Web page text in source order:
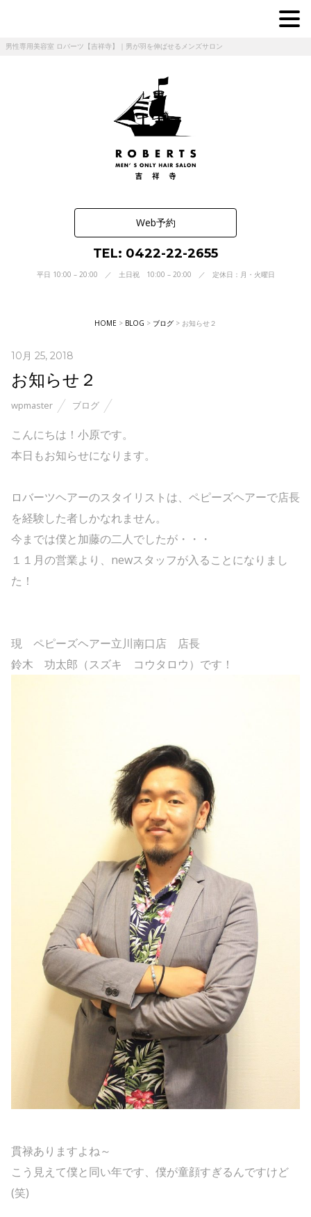
男性専用美容室 ロバーツ【吉祥寺】｜男が羽を伸ばせるメンズサロン
Web予約
TEL: 0422-22-2655
平日 10:00 – 20:00 ／ 土日祝 10:00 – 20:00 ／ 定休日：月・火曜日
HOME > BLOG > ブログ > お知らせ２
10月 25, 2018
お知らせ２
wpmaster ブログ
こんにちは！小原です。
本日もお知らせになります。
ロバーツヘアーのスタイリストは、ペピーズヘアーで店長
を経験した者しかなれません。
今までは僕と加藤の二人でしたが・・・
１１月の営業より、newスタッフが入ることになりまし
た！
現 ペピーズヘアー立川南口店 店長
鈴木 功太郎（スズキ コウタロウ）です！
貫禄ありますよね～
こう見えて僕と同い年です、僕が童顔すぎるんですけど
(笑)